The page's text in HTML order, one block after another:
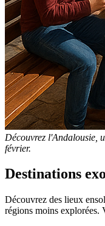
Découvrez l'Andalousie,
février.
Destinations
Découvrez des lieux
régions moins explorées.